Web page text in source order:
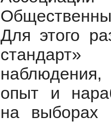
Для этого
опыт и
на выборах